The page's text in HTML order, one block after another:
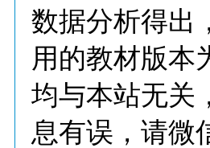
数据分析得出
用的教材版本
均与本站无关
息有误，请微